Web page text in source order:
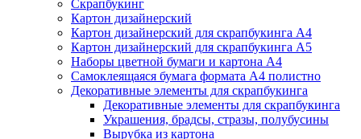
Скрапбукинг
Картон дизайнерский
Картон дизайнерский для скрапбукинга А4
Картон дизайнерский для скрапбукинга А5
Наборы цветной бумаги и картона А4
Самоклеящаяся бумага формата А4 полистно
Декоративные элементы для скрапбукинга
Декоративные элементы для скрапбукинга
Украшения, брадсы, стразы, полубусины
Вырубка из картона